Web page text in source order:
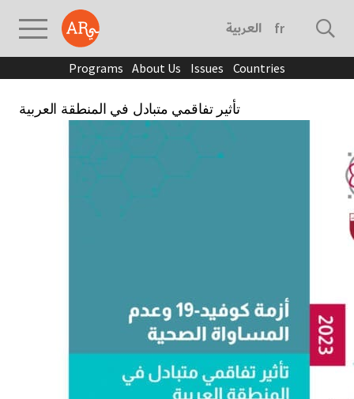
العربية français
Programs About Us Issues Countries
تأثير تفاقمي متبادل في المنطقة العربية